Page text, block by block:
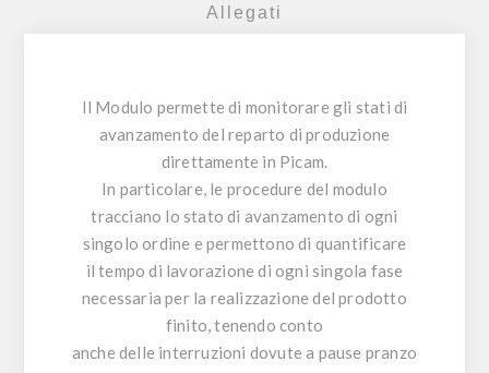
Allegati
Il Modulo permette di monitorare gli stati di
avanzamento del reparto di produzione
direttamente in Picam.
In particolare, le procedure del modulo
tracciano lo stato di avanzamento di ogni
singolo ordine e permettono di quantificare
il tempo di lavorazione di ogni singola fase
necessaria per la realizzazione del prodotto
finito, tenendo conto
anche delle interruzioni dovute a pause pranzo